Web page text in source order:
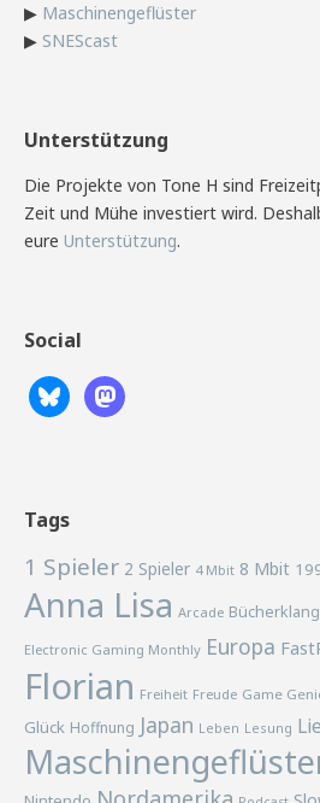
▶ Maschinengeflüster
▶ SNEScast
Unterstützung
Die Projekte von Tone H sind
Zeit und Mühe investiert wird.
eure Unterstützung.
Social
Tags
1 Spieler 2 Spieler 4 Mbit 8 Mbit
Anna Lisa Arcade Bücherklang
Electronic Gaming Monthly Europa
Florian Freiheit Freude Game
Glück Hoffnung Japan Leben Lesung